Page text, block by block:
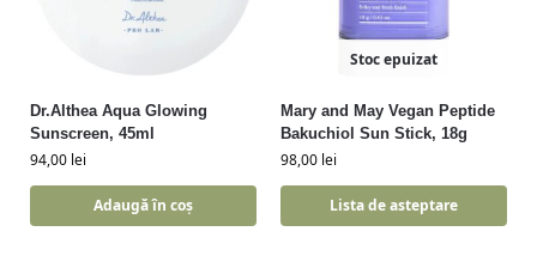
Dr.Althea Aqua Glowing
Sunscreen, 45ml
94,00 lei
Adaugă în coș
Stoc epuizat
Mary and May Vegan Peptide
Bakuchiol Sun Stick, 18g
98,00 lei
Lista de asteptare